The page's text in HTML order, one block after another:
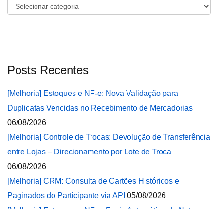
Categorias
Posts Recentes
[Melhoria] Estoques e NF-e: Nova Validação para
Duplicatas Vencidas no Recebimento de Mercadorias
06/08/2026
[Melhoria] Controle de Trocas: Devolução de Transferência
entre Lojas – Direcionamento por Lote de Troca
06/08/2026
[Melhoria] CRM: Consulta de Cartões Históricos e
Paginados do Participante via API 05/08/2026